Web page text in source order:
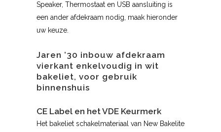
Speaker, Thermostaat en USB aansluiting is
een ander afdekraam nodig, maak hieronder
uw keuze.
Jaren ’30 inbouw afdekraam
vierkant enkelvoudig in wit
bakeliet, voor gebruik
binnenshuis
CE Label en het VDE Keurmerk
Het bakeliet schakelmateriaal van New Bakelite